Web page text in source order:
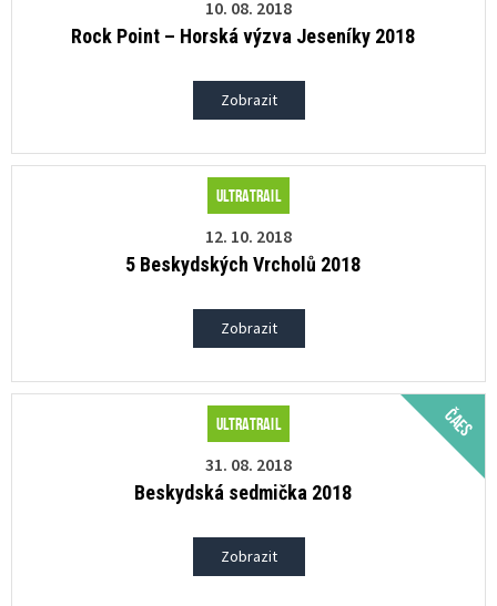
10. 08. 2018
Rock Point – Horská výzva Jeseníky 2018
Zobrazit
Ultratrail
12. 10. 2018
5 Beskydských Vrcholů 2018
Zobrazit
Ultratrail
31. 08. 2018
Beskydská sedmička 2018
ČAES
Zobrazit